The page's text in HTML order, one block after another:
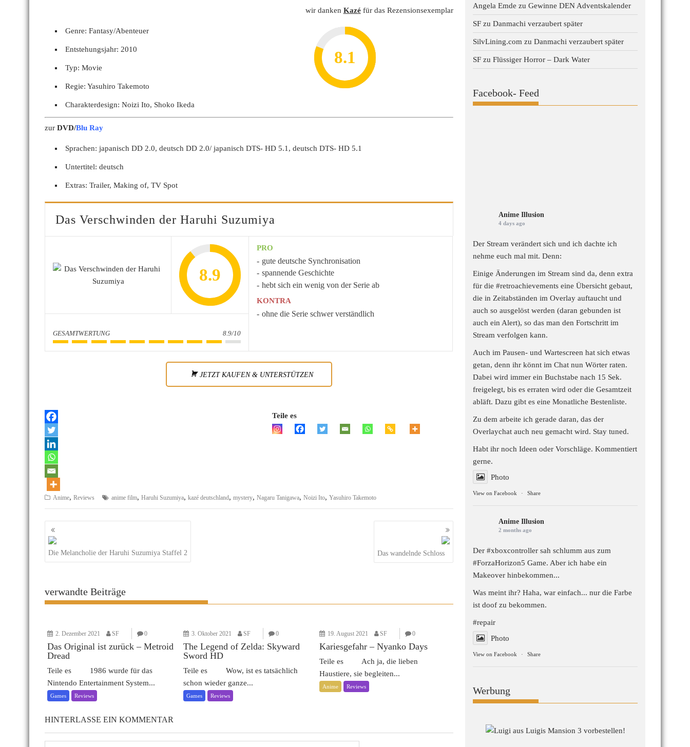
wir danken Kazéfür das Rezensionsexemplar
Genre: Fantasy/Abenteuer
Entstehungsjahr: 2010
Typ: Movie
Regie: Yasuhiro Takemoto
Charakterdesign: Noizi Ito, Shoko Ikeda
zur DVD/Blu Ray
Sprachen: japanisch DD 2.0, deutsch DD 2.0/ japanisch DTS- HD 5.1, deutsch DTS- HD 5.1
Untertitel: deutsch
Extras: Trailer, Making of, TV Spot
Das Verschwinden der Haruhi Suzumiya
8.9
GESAMTWERTUNG 8.9/10
PRO
gute deutsche Synchronisation
spannende Geschichte
hebt sich ein wenig von der Serie ab
KONTRA
ohne die Serie schwer verständlich
JETZT KAUFEN & UNTERSTÜTZEN
Teile es
Anime, Reviews anime film, Haruhi Suzumiya, kazé deutschland, mystery, Nagaru Tanigawa, Noizi Ito, Yasuhiro Takemoto
Beitragsnavigation
Die Melancholie der Haruhi Suzumiya Staffel 2 Das wandelnde Schloss
verwandte Beiträge
2. Dezember 2021 SF 0
Das Original ist zurück – Metroid
Dread
Teile es 1986 wurde für das
Nintendo Entertainment System...
Games Reviews
3. Oktober 2021 SF 0
The Legend of Zelda: Skyward
Sword HD
Teile es Wow, ist es tatsächlich
schon wieder ganze...
Games Reviews
19. August 2021 SF 0
Kariesgefahr – Nyanko Days
Teile es Ach ja, die lieben
Haustiere, sie begleiten...
Anime Reviews
HINTERLASSE EIN KOMMENTAR
8.2
7.8
7.1
7
8.1
Angela Emde zu Gewinne DEN Adventskalender
SF zu Danmachi verzaubert später
SilvLining.com zu Danmachi verzaubert später
SF zu Flüssiger Horror – Dark Water
Facebook- Feed
Anime Illusion
4 days ago
Der Stream verändert sich und ich dachte ich
nehme euch mal mit. Denn:
Einige Änderungen im Stream sind da, denn extra
für die #retroachievements eine Übersicht gebaut,
die in Zeitabständen im Overlay auftaucht und
auch so ausgelöst werden (daran gebunden ist
auch ein Alert), so das man den Fortschritt im
Stream verfolgen kann.
Auch im Pausen- und Wartescreen hat sich etwas
getan, denn ihr könnt im Chat nun Wörter raten.
Dabei wird immer ein Buchstabe nach 15 Sek.
freigelegt, bis es erraten wird oder die Gesamtzeit
abläft. Dazu gibt es eine Monatliche Bestenliste.
Zu dem arbeite ich gerade daran, das der
Overlaychat auch neu gemacht wird. Stay tuned.
Habt ihr noch Ideen oder Vorschläge. Kommentiert
gerne.
Photo
View on Facebook · Share
Anime Illusion
2 months ago
Der #xboxcontroller sah schlumm aus zum
#ForzaHorizon5 Game. Aber ich habe ein
Makeover hinbekommen...
Was meint ihr? Haha, war einfach... nur die Farbe
ist doof zu bekommen.
#repair
Photo
View on Facebook · Share
Werbung